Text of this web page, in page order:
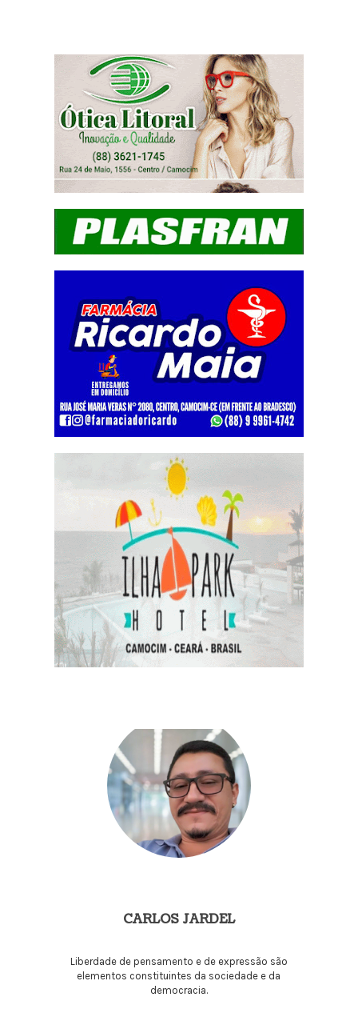
CARLOS JARDEL
Liberdade de pensamento e de expressão são
elementos constituintes da sociedade e da
democracia.